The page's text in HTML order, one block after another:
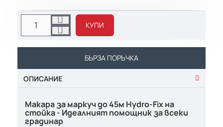
КУПИ
БЪРЗА ПОРЪЧКА
ОПИСАНИЕ
Макара за маркуч до 45м Hydro-Fix на
стойка - Идеалният помощник за всеки
градинар